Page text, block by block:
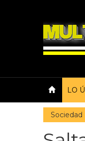
LO
Sociedad